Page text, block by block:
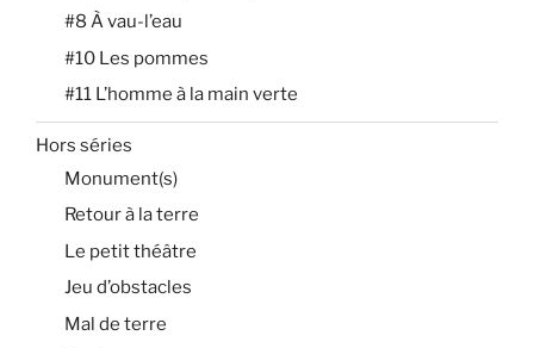
#8 À vau-l’eau
#10 Les pommes
#11 L’homme à la main verte
Hors séries
Monument(s)
Retour à la terre
Le petit théâtre
Jeu d’obstacles
Mal de terre